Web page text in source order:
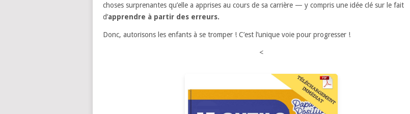
choses surprenantes qu’elle a apprises au cours de sa carrière — y compris une idée clé sur le fait
d’apprendre à partir des erreurs.
Donc, autorisons les enfants à se tromper ! C’est l’unique voie pour progresser !
<